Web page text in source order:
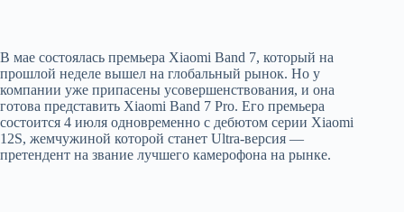
В мае состоялась премьера Xiaomi Band 7, который на
прошлой неделе вышел на глобальный рынок. Но у
компании уже припасены усовершенствования, и она
готова представить Xiaomi Band 7 Pro. Его премьера
состоится 4 июля одновременно с дебютом серии Xiaomi
12S, жемчужиной которой станет Ultra-версия —
претендент на звание лучшего камерофона на рынке.